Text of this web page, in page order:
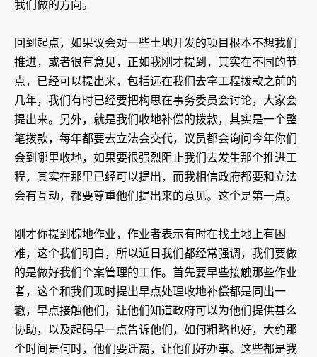
我们做的方向。
回到起点，如果议会对一些土地开发的项目根本不想我们
推进，或者很有意见，正如我刚才提到，其实在不同的节
点，已经可以提出来，包括远在我们去拿工程拨款之前的
几年，我们有时已经要把构思在事务委员会讨论，大家会
提出来。另外，就是我们收地补偿的拨款，其实是一个整
笔拨款，每年都要去立法会交代，议员都会询问今年你们
会到哪里收地，如果要很强烈阻止我们去发生那个推进工
程，其实在那里已经可以提出，而我相信政府都要和立法
会有互动，都要尊重他们提出来的意见。这个是第一点。
刚才你提到棕地作业，作业者表示有时在找土地上有困
难，这个我们明白，所以近日我们都经常强调，我们要做
的是做好我们个案管理的工作。首先要早些接触那些作业
者，这个和我们现时提出早点处理收地补偿都是同出一
辙，早点接触他们，让他们知道政府可以为他们提供甚么
协助，以及起码早一点告诉他们，如何粗略也好，大约那
个时间是何时，他们要迁离，让他们好办事。这些都是我